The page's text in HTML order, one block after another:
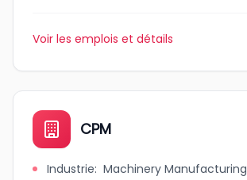
Voir les emplois et détails
CPM
Industrie: Machinery Manufacturing